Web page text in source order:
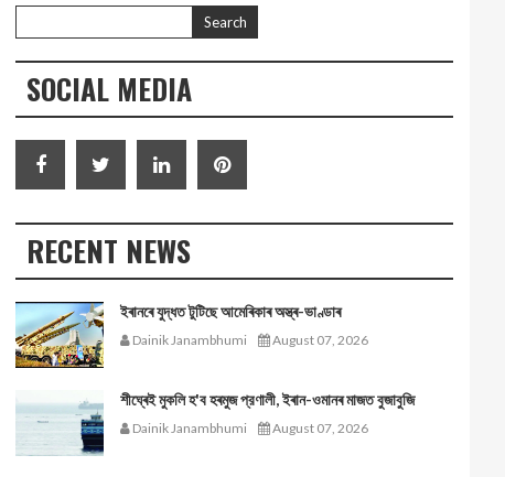
SOCIAL MEDIA
RECENT NEWS
ইৰানৰে যুদ্ধত টুটিছে আমেৰিকাৰ অস্ত্ৰ-ভাণ্ডাৰ
Dainik Janambhumi August 07, 2026
শীঘ্ৰেই মুকলি হ'ব হৰমুজ প্রণালী, ইৰান-ওমানৰ মাজত বুজাবুজি
Dainik Janambhumi August 07, 2026